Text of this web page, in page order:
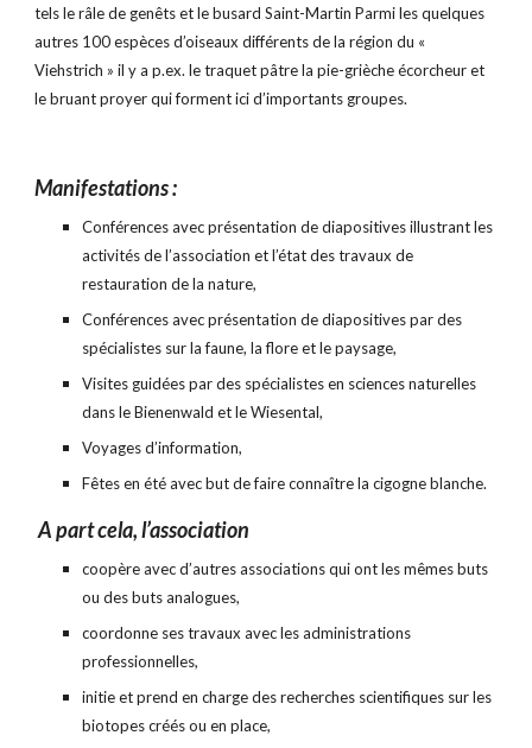
tels le râle de genêts et le busard Saint-Martin Parmi les quelques
autres 100 espèces d’oiseaux différents de la région du «
Viehstrich » il y a p.ex. le traquet pâtre la pie-grièche écorcheur et
le bruant proyer qui forment ici d’importants groupes.
Manifestations :
Conférences avec présentation de diapositives illustrant les
activités de l’association et l’état des travaux de
restauration de la nature,
Conférences avec présentation de diapositives par des
spécialistes sur la faune, la flore et le paysage,
Visites guidées par des spécialistes en sciences naturelles
dans le Bienenwald et le Wiesental,
Voyages d’information,
Fêtes en été avec but de faire connaître la cigogne blanche.
A part cela, l’association
coopère avec d’autres associations qui ont les mêmes buts
ou des buts analogues,
coordonne ses travaux avec les administrations
professionnelles,
initie et prend en charge des recherches scientifiques sur les
biotopes créés ou en place,